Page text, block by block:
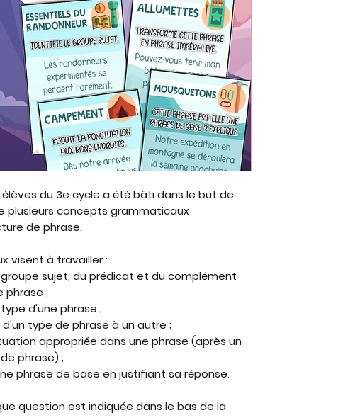
du 3e cycle a été bâti dans le but de
plusieurs concepts grammaticaux
de phrase.
visent à travailler :
sujet, du prédicat et du complément
phrase ;
d'une phrase ;
type de phrase à un autre ;
appropriée dans une phrase (après un
phrase) ;
phrase de base en justifiant sa réponse.
question est indiquée dans le bas de la